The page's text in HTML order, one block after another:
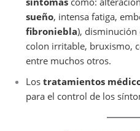
sueño, intensa fatiga,
fibroniebla), disminución
colon irritable, bruxismo,
entre muchos otros.
Lostratamientos
para el control de los